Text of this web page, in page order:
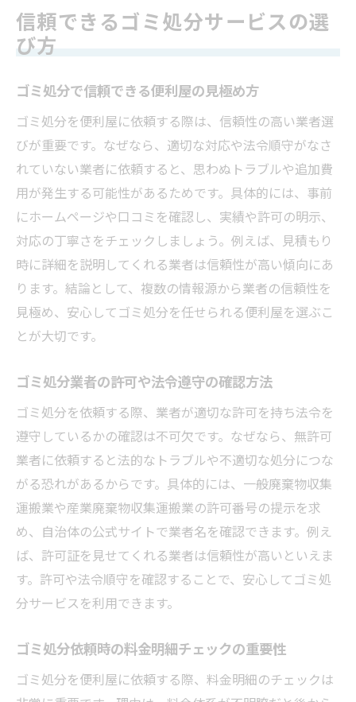
信頼できるゴミ処分サービスの選
び方
ゴミ処分で信頼できる便利屋の見極め方
ゴミ処分を便利屋に依頼する際は、信頼性の高い業者選
びが重要です。なぜなら、適切な対応や法令順守がなさ
れていない業者に依頼すると、思わぬトラブルや追加費
用が発生する可能性があるためです。具体的には、事前
にホームページや口コミを確認し、実績や許可の明示、
対応の丁寧さをチェックしましょう。例えば、見積もり
時に詳細を説明してくれる業者は信頼性が高い傾向にあ
ります。結論として、複数の情報源から業者の信頼性を
見極め、安心してゴミ処分を任せられる便利屋を選ぶこ
とが大切です。
ゴミ処分業者の許可や法令遵守の確認方法
ゴミ処分を依頼する際、業者が適切な許可を持ち法令を
遵守しているかの確認は不可欠です。なぜなら、無許可
業者に依頼すると法的なトラブルや不適切な処分につな
がる恐れがあるからです。具体的には、一般廃棄物収集
運搬業や産業廃棄物収集運搬業の許可番号の提示を求
め、自治体の公式サイトで業者名を確認できます。例え
ば、許可証を見せてくれる業者は信頼性が高いといえま
す。許可や法令順守を確認することで、安心してゴミ処
分サービスを利用できます。
ゴミ処分依頼時の料金明細チェックの重要性
ゴミ処分を便利屋に依頼する際、料金明細のチェックは